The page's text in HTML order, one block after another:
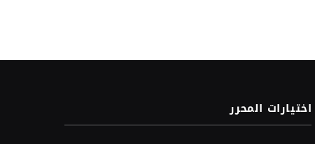
اختيارات المحرر